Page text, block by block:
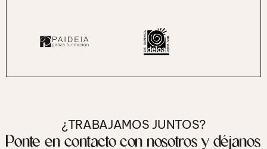
¿TRABAJAMOS JUNTOS?
Ponte en contacto con nosotros y déjanos